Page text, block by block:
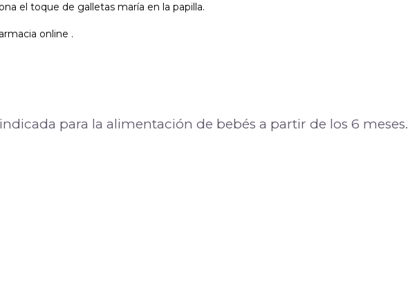
el toque de galletas maría en la papilla.
online .
para la alimentación de bebés a partir de los 6 meses.